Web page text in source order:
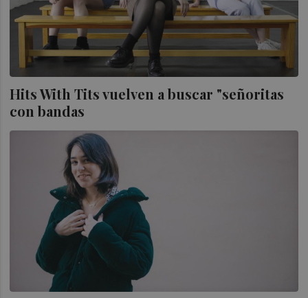
Hits With Tits vuelven a buscar "señoritas
con bandas